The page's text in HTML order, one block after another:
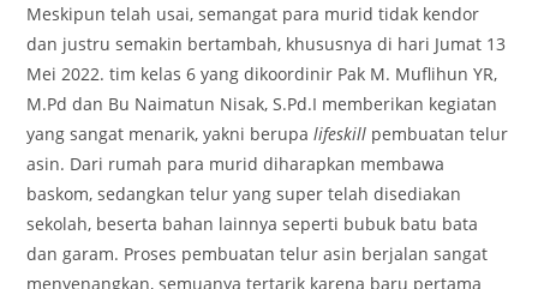
Meskipun telah usai, semangat para murid tidak kendor
dan justru semakin bertambah, khususnya di hari Jumat 13
Mei 2022. tim kelas 6 yang dikoordinir Pak M. Muflihun YR,
M.Pd dan Bu Naimatun Nisak, S.Pd.I memberikan kegiatan
yang sangat menarik, yakni berupalifeskill pembuatan telur
asin. Dari rumah para murid diharapkan membawa
baskom, sedangkan telur yang super telah disediakan
sekolah, beserta bahan lainnya seperti bubuk batu bata
dan garam. Proses pembuatan telur asin berjalan sangat
menyenangkan, semuanya tertarik karena baru pertama